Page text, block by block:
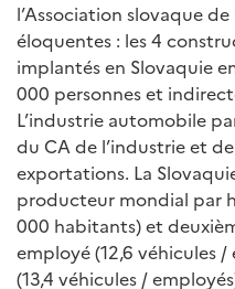
l’Association slovaque
éloquentes : les 4
implantés en Slovaquie
000 personnes et
L’industrie automobile
du CA de l’industrie et de
exportations. La
producteur mondial par
000 habitants) et
employé (12,6 véhicules /
(13,4 véhicules /